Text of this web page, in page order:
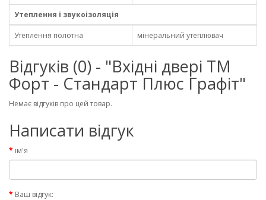
Утеплення і звукоізоляція
Утеплення полотна мінеральний утеплювач
Відгуків (0) - "Вхідні двері ТМ
Форт - Стандарт Плюс Графіт"
Немає відгуків про цей товар.
Написати відгук
ім'я
Ваш відгук: